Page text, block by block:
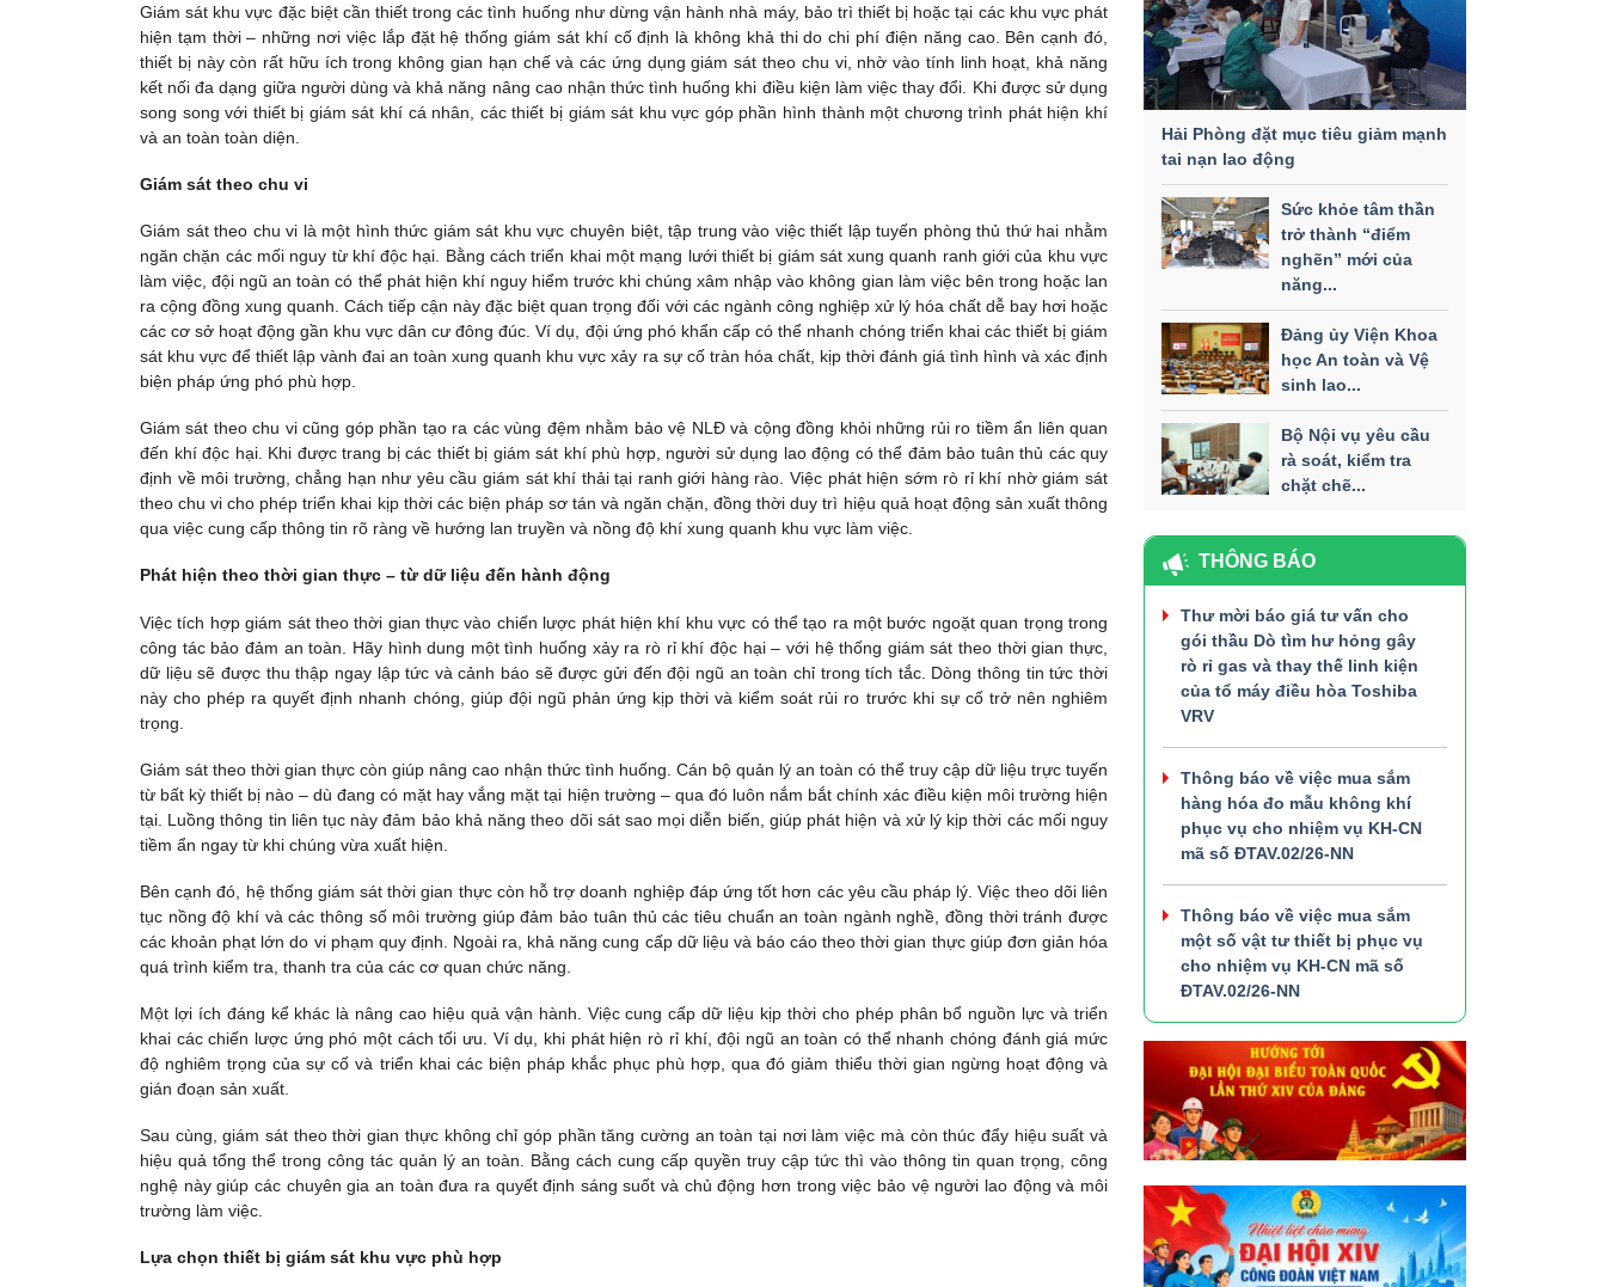
Giám sát khu vực đặc biệt cần thiết trong các tình huống như dừng vận hành nhà máy, bảo trì thiết bị hoặc tại các khu vực phát
hiện tạm thời – những nơi việc lắp đặt hệ thống giám sát khí cố định là không khả thi do chi phí điện năng cao. Bên cạnh đó,
thiết bị này còn rất hữu ích trong không gian hạn chế và các ứng dụng giám sát theo chu vi, nhờ vào tính linh hoạt, khả năng
kết nối đa dạng giữa người dùng và khả năng nâng cao nhận thức tình huống khi điều kiện làm việc thay đổi. Khi được sử dụng
song song với thiết bị giám sát khí cá nhân, các thiết bị giám sát khu vực góp phần hình thành một chương trình phát hiện khí
và an toàn toàn diện.
Giám sát theo chu vi
Giám sát theo chu vi là một hình thức giám sát khu vực chuyên biệt, tập trung vào việc thiết lập tuyến phòng thủ thứ hai nhằm
ngăn chặn các mối nguy từ khí độc hại. Bằng cách triển khai một mạng lưới thiết bị giám sát xung quanh ranh giới của khu vực
làm việc, đội ngũ an toàn có thể phát hiện khí nguy hiểm trước khi chúng xâm nhập vào không gian làm việc bên trong hoặc lan
ra cộng đồng xung quanh. Cách tiếp cận này đặc biệt quan trọng đối với các ngành công nghiệp xử lý hóa chất dễ bay hơi hoặc
các cơ sở hoạt động gần khu vực dân cư đông đúc. Ví dụ, đội ứng phó khẩn cấp có thể nhanh chóng triển khai các thiết bị giám
sát khu vực để thiết lập vành đai an toàn xung quanh khu vực xảy ra sự cố tràn hóa chất, kịp thời đánh giá tình hình và xác định
biện pháp ứng phó phù hợp.
Giám sát theo chu vi cũng góp phần tạo ra các vùng đệm nhằm bảo vệ NLĐ và cộng đồng khỏi những rủi ro tiềm ẩn liên quan
đến khí độc hại. Khi được trang bị các thiết bị giám sát khí phù hợp, người sử dụng lao động có thể đảm bảo tuân thủ các quy
định về môi trường, chẳng hạn như yêu cầu giám sát khí thải tại ranh giới hàng rào. Việc phát hiện sớm rò rỉ khí nhờ giám sát
theo chu vi cho phép triển khai kịp thời các biện pháp sơ tán và ngăn chặn, đồng thời duy trì hiệu quả hoạt động sản xuất thông
qua việc cung cấp thông tin rõ ràng về hướng lan truyền và nồng độ khí xung quanh khu vực làm việc.
Phát hiện theo thời gian thực – từ dữ liệu đến hành động
Việc tích hợp giám sát theo thời gian thực vào chiến lược phát hiện khí khu vực có thể tạo ra một bước ngoặt quan trọng trong
công tác bảo đảm an toàn. Hãy hình dung một tình huống xảy ra rò rỉ khí độc hại – với hệ thống giám sát theo thời gian thực,
dữ liệu sẽ được thu thập ngay lập tức và cảnh báo sẽ được gửi đến đội ngũ an toàn chỉ trong tích tắc. Dòng thông tin tức thời
này cho phép ra quyết định nhanh chóng, giúp đội ngũ phản ứng kịp thời và kiểm soát rủi ro trước khi sự cố trở nên nghiêm
trọng.
Giám sát theo thời gian thực còn giúp nâng cao nhận thức tình huống. Cán bộ quản lý an toàn có thể truy cập dữ liệu trực tuyến
từ bất kỳ thiết bị nào – dù đang có mặt hay vắng mặt tại hiện trường – qua đó luôn nắm bắt chính xác điều kiện môi trường hiện
tại. Luồng thông tin liên tục này đảm bảo khả năng theo dõi sát sao mọi diễn biến, giúp phát hiện và xử lý kịp thời các mối nguy
tiềm ẩn ngay từ khi chúng vừa xuất hiện.
Bên cạnh đó, hệ thống giám sát thời gian thực còn hỗ trợ doanh nghiệp đáp ứng tốt hơn các yêu cầu pháp lý. Việc theo dõi liên
tục nồng độ khí và các thông số môi trường giúp đảm bảo tuân thủ các tiêu chuẩn an toàn ngành nghề, đồng thời tránh được
các khoản phạt lớn do vi phạm quy định. Ngoài ra, khả năng cung cấp dữ liệu và báo cáo theo thời gian thực giúp đơn giản hóa
quá trình kiểm tra, thanh tra của các cơ quan chức năng.
Một lợi ích đáng kể khác là nâng cao hiệu quả vận hành. Việc cung cấp dữ liệu kịp thời cho phép phân bổ nguồn lực và triển
khai các chiến lược ứng phó một cách tối ưu. Ví dụ, khi phát hiện rò rỉ khí, đội ngũ an toàn có thể nhanh chóng đánh giá mức
độ nghiêm trọng của sự cố và triển khai các biện pháp khắc phục phù hợp, qua đó giảm thiểu thời gian ngừng hoạt động và
gián đoạn sản xuất.
Sau cùng, giám sát theo thời gian thực không chỉ góp phần tăng cường an toàn tại nơi làm việc mà còn thúc đẩy hiệu suất và
hiệu quả tổng thể trong công tác quản lý an toàn. Bằng cách cung cấp quyền truy cập tức thì vào thông tin quan trọng, công
nghệ này giúp các chuyên gia an toàn đưa ra quyết định sáng suốt và chủ động hơn trong việc bảo vệ người lao động và môi
trường làm việc.
Lựa chọn thiết bị giám sát khu vực phù hợp
Hải Phòng đặt mục tiêu giảm mạnh
tai nạn lao động
Sức khỏe tâm thần
trở thành “điểm
nghẽn” mới của
năng...
Đảng ủy Viện Khoa
học An toàn và Vệ
sinh lao...
Bộ Nội vụ yêu cầu
rà soát, kiểm tra
chặt chẽ...
THÔNG BÁO
Thư mời báo giá tư vấn cho
gói thầu Dò tìm hư hỏng gây
rò rỉ gas và thay thế linh kiện
của tổ máy điều hòa Toshiba
VRV
Thông báo về việc mua sắm
hàng hóa đo mẫu không khí
phục vụ cho nhiệm vụ KH-CN
mã số ĐTAV.02/26-NN
Thông báo về việc mua sắm
một số vật tư thiết bị phục vụ
cho nhiệm vụ KH-CN mã số
ĐTAV.02/26-NN